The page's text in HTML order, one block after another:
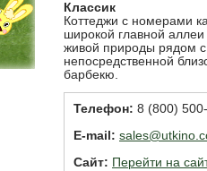
Классик
Коттеджи с номерами
широкой главной
живой природы рядом
непосредственной
барбекю.
Телефон: 8 (800)
E-mail:
Сайт: Перейти на